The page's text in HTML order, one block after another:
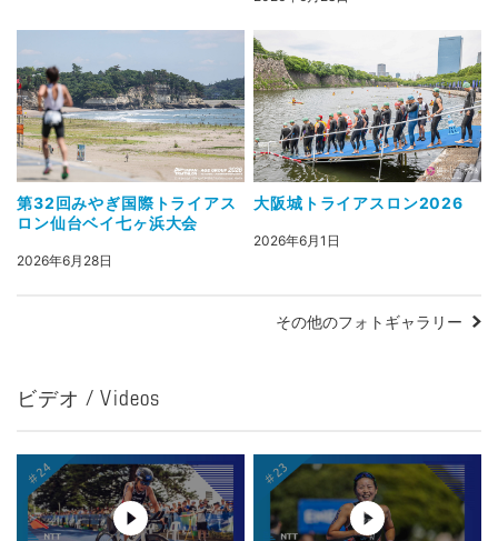
第32回みやぎ国際トライアス
ロン仙台ベイ七ヶ浜大会
2026年6月28日
大阪城トライアスロン2026
2026年6月1日
その他のフォトギャラリー
ビデオ / Videos